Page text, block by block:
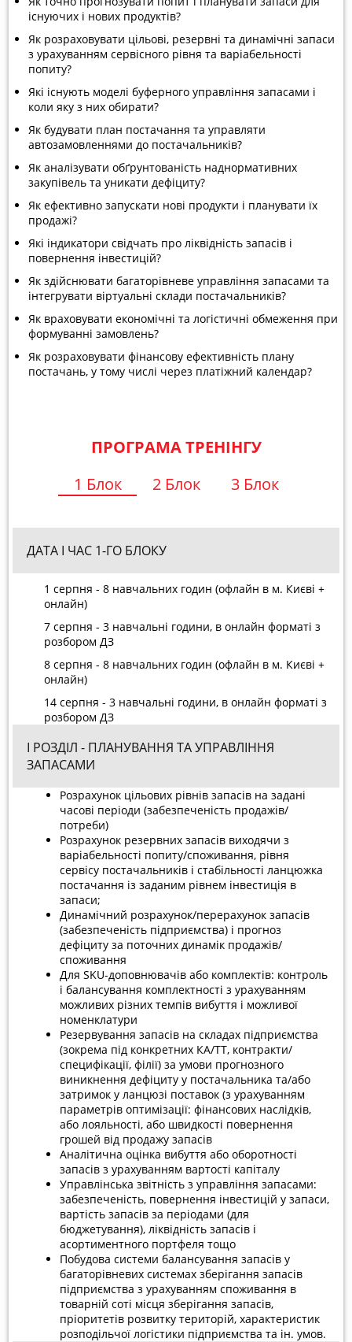
існуючих і нових продуктів?
Як розраховувати цільові, резервні та динамічні запаси
з урахуванням сервісного рівня та варіабельності
попиту?
Які існують моделі буферного управління запасами і
коли яку з них обирати?
Як будувати план постачання та управляти
автозамовленнями до постачальників?
Як аналізувати обґрунтованість наднормативних
закупівель та уникати дефіциту?
Як ефективно запускати нові продукти і планувати їх
продажі?
Які індикатори свідчать про ліквідність запасів і
повернення інвестицій?
Як здійснювати багаторівневе управління запасами та
інтегрувати віртуальні склади постачальників?
Як враховувати економічні та логістичні обмеження при
формуванні замовлень?
Як розраховувати фінансову ефективність плану
постачань, у тому числі через платіжний календар?
ПРОГРАМА ТРЕНІНГУ
1 Блок
2 Блок 3 Блок
ДАТА І ЧАС 1-ГО БЛОКУ
1 серпня - 8 навчальних годин (офлайн в м. Києві +
онлайн)
7 серпня - 3 навчальні години, в онлайн форматі з
розбором ДЗ
8 серпня - 8 навчальних годин (офлайн в м. Києві +
онлайн)
14 серпня - 3 навчальні години, в онлайн форматі з
розбором ДЗ
І РОЗДІЛ - ПЛАНУВАННЯ ТА УПРАВЛІННЯ
ЗАПАСАМИ
Розрахунок цільових рівнів запасів на задані
часові періоди (забезпеченість продажів/
потреби)
Розрахунок резервних запасів виходячи з
варіабельності попиту/споживання, рівня
сервісу постачальників і стабільності ланцюжка
постачання із заданим рівнем інвестиція в
запаси;
Динамічний розрахунок/перерахунок запасів
(забезпеченість підприємства) і прогноз
дефіциту за поточних динамік продажів/
споживання
Для SKU-доповнювачів або комплектів: контроль
і балансування комплектності з урахуванням
можливих різних темпів вибуття і можливої
номенклатури
Резервування запасів на складах підприємства
(зокрема під конкретних КА/ТТ, контракти/
специфікації, філії) за умови прогнозного
виникнення дефіциту у постачальника та/або
затримок у ланцюзі поставок (з урахуванням
параметрів оптимізації: фінансових наслідків,
або лояльності, або швидкості повернення
грошей від продажу запасів
Аналітична оцінка вибуття або оборотності
запасів з урахуванням вартості капіталу
Управлінська звітність з управління запасами:
забезпеченість, повернення інвестицій у запаси,
вартість запасів за періодами (для
бюджетування), ліквідність запасів і
асортиментного портфеля тощо
Побудова системи балансування запасів у
багаторівневих системах зберігання запасів
підприємства з урахуванням споживання в
товарній соті місця зберігання запасів,
пріоритетів розвитку територій, характеристик
розподільчої логістики підприємства та ін. умов.